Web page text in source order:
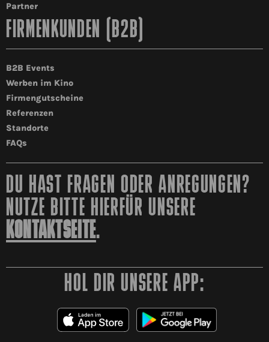
Partner
FIRMENKUNDEN (B2B)
B2B Events
Werben im Kino
Firmengutscheine
Referenzen
Standorte
FAQs
DU HAST FRAGEN ODER ANREGUNGEN?
NUTZE BITTE HIERFÜR UNSERE
KONTAKTSEITE.
HOL DIR UNSERE APP: